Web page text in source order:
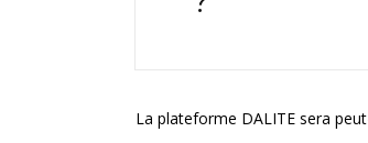
La plateforme DALITE sera